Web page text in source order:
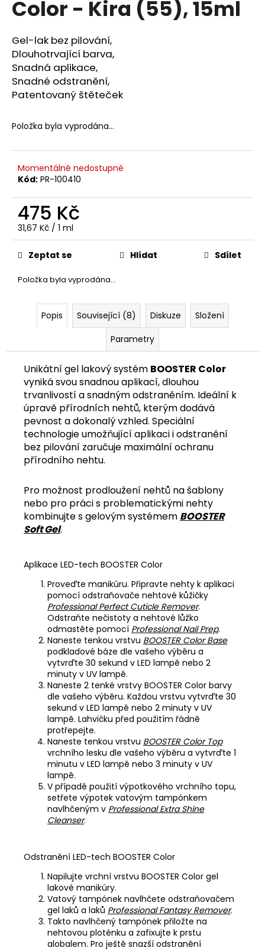
Color - Kira (55), 15ml
Gel-lak bez pilování,
Dlouhotrvající barva,
Snadná aplikace,
Snadné odstranění,
Patentovaný štěteček
Položka byla vyprodána…
Momentálně nedostupné
Kód: PR-100410
475 Kč
Měrná
cena:
31,67 Kč / 1 ml
Položka byla vyprodána…
Zeptat se Hlídat Sdílet
Popis Související (8) Diskuze
Složení
Parametry
Unikátní gel lakový systém BOOSTER Color
vyniká svou snadnou aplikací, dlouhou
trvanlivostí a snadným odstraněním. Ideální k
úpravě přírodních nehtů, kterým dodává
pevnost a dokonalý vzhled. Speciální
technologie umožňující aplikaci i odstranění
bez pilování zaručuje maximální ochranu
přírodního nehtu.
Pro možnost prodloužení nehtů na šablony
nebo pro práci s problematickými nehty
kombinujte s gelovým systémem BOOSTER
Soft Gel.
Aplikace LED-tech BOOSTER Color
Proveďte manikúru. Připravte nehty k aplikaci
pomocí odstraňovače nehtové kůžičky
Professional Perfect Cuticle Remover.
Odstraňte nečistoty a nehtové lůžko
odmastěte pomocí Professional Nail Prep.
Naneste tenkou vrstvu BOOSTER Color Base
podkladové báze dle vašeho výběru a
vytvrďte 30 sekund v LED lampě nebo 2
minuty v UV lampě.
Naneste 2 tenké vrstvy BOOSTER Color barvy
dle vašeho výběru. Každou vrstvu vytvrďte 30
sekund v LED lampě nebo 2 minuty v UV
lampě. Lahvičku před použitím řádně
protřepejte.
Naneste tenkou vrstvu BOOSTER Color Top
vrchního lesku dle vašeho výběru a vytvrďte 1
minutu v LED lampě nebo 3 minuty v UV
lampě.
V případě použití výpotkového vrchního topu,
setřete výpotek vatovým tampónkem
navlhčeným v Professional Extra Shine
Cleanser.
Odstranění LED-tech BOOSTER Color
Napilujte vrchní vrstvu BOOSTER Color gel
lakové manikúry.
Vatový tampónek navlhčete odstraňovačem
gel laků a laků Professional Fantasy Remover.
Takto navlhčený tampónek přiložte na
nehtovou ploténku a zafixujte k prstu
alobalem. Pro ještě snazší odstranění
a
í
t
?
o
p
o
r
u
u